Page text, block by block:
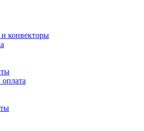
конвекторы